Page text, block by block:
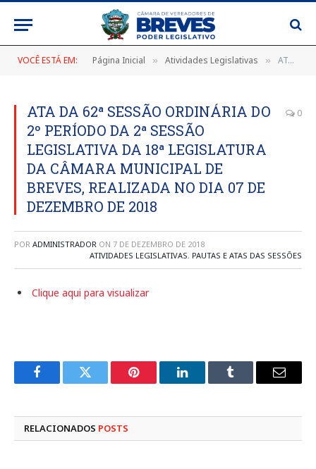
VOCÊ ESTÁ EM: Página Inicial » Atividades Legislativas » ATA DA 62ª SESSÃO ORDINÁRIA DO 2º PERÍODO DA 2ª SESSÃO LEGISLATIVA DA 18ª LEGISLATURA DA CÂMARA MUNICIPAL DE BREVES, REALIZADA NO DIA 07 DE DEZEMBRO DE 2018
ATA DA 62ª SESSÃO ORDINÁRIA DO
2º PERÍODO DA 2ª SESSÃO
LEGISLATIVA DA 18ª LEGISLATURA
DA CÂMARA MUNICIPAL DE
BREVES, REALIZADA NO DIA 07 DE
DEZEMBRO DE 2018
0
POR ADMINISTRADOR ON 7 DE DEZEMBRO DE 2018
ATIVIDADES LEGISLATIVAS, PAUTAS E ATAS DAS SESSÕES
Clique aqui para visualizar
FacebookTwitter Pinterest LinkedInTumblr
E-
RELACIONADOS POSTS